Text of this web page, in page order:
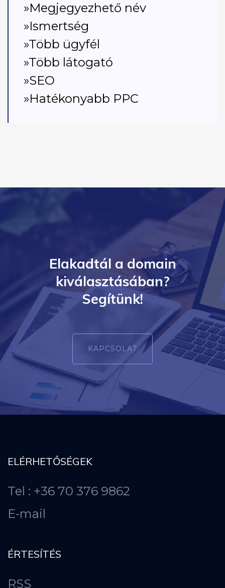
»Megjegyezhető név
»Ismertség
»Több ügyfél
»Több látogató
»SEO
»Hatékonyabb PPC
Elakadtál a domain
kiválasztásában?
Segítünk!
KAPCSOLAT
ELÉRHETŐSÉGEK
Tel : +36 70 376 9862
E-mail
ÉRTESÍTÉS
RSS